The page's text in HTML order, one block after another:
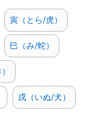
寅（とら/虎）
巳（み/蛇）
戌（いぬ/犬）